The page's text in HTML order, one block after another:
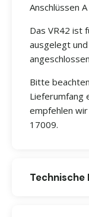
Anschlüssen
Das VR42 ist
ausgelegt
Bitte
Lieferumfang
empfehlen
17009.